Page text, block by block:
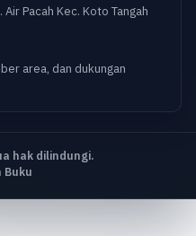
Pacah Kec. Koto Tangah
area, dan dukungan
hak dilindungi.
Buku